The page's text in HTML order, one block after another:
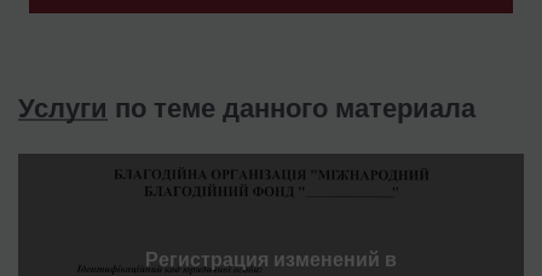
Услуги по теме данного материала
Регистрация изменений в